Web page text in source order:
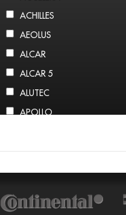
ACHILLES
AEOLUS
ALCAR
ALCAR 5
ALUTEC
APOLLO
ARROWSPEED
ATLAS
AUTOGREEN